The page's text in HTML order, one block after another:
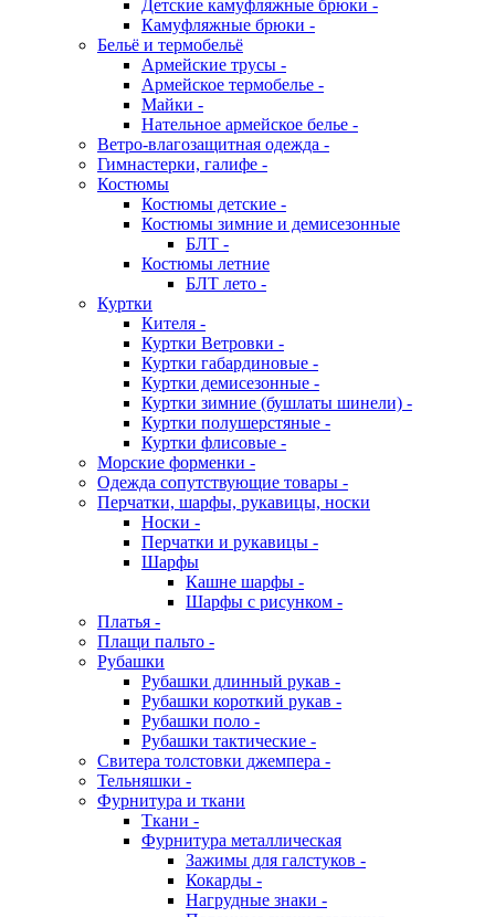
Детские камуфляжные брюки -
Камуфляжные брюки -
Бельё и термобельё
Армейские трусы -
Армейское термобелье -
Майки -
Нательное армейское белье -
Ветро-влагозащитная одежда -
Гимнастерки, галифе -
Костюмы
Костюмы детские -
Костюмы зимние и демисезонные
БЛТ -
Костюмы летние
БЛТ лето -
Куртки
Кителя -
Куртки Ветровки -
Куртки габардиновые -
Куртки демисезонные -
Куртки зимние (бушлаты шинели) -
Куртки полушерстяные -
Куртки флисовые -
Морские форменки -
Одежда сопутствующие товары -
Перчатки, шарфы, рукавицы, носки
Носки -
Перчатки и рукавицы -
Шарфы
Кашне шарфы -
Шарфы с рисунком -
Платья -
Плащи пальто -
Рубашки
Рубашки длинный рукав -
Рубашки короткий рукав -
Рубашки поло -
Рубашки тактические -
Свитера толстовки джемпера -
Тельняшки -
Фурнитура и ткани
Ткани -
Фурнитура металлическая
Зажимы для галстуков -
Кокарды -
Нагрудные знаки -